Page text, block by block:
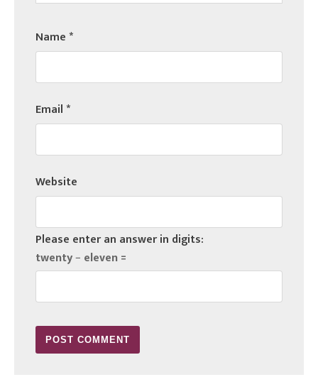
Name*
Email*
Website
Please enter an answer in digits:
twenty − eleven =